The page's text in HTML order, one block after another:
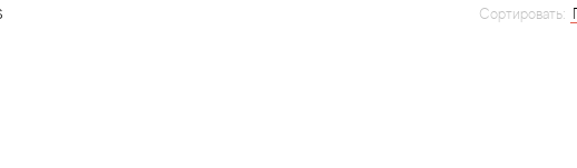
Сортировать: